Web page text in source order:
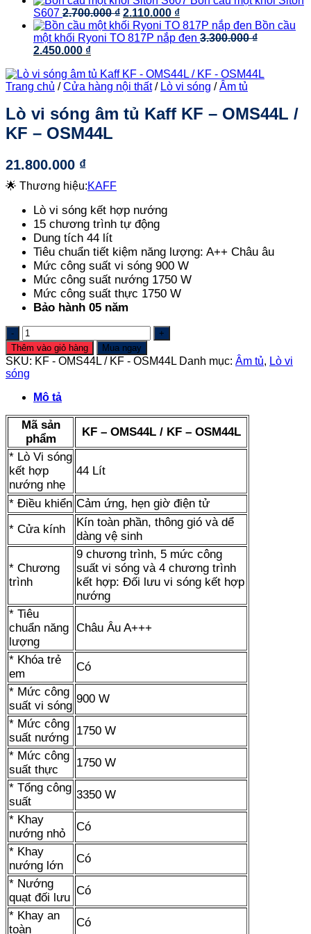
là:
919.000 ₫.là:
821.000 ₫.
S607 2.700.000₫ Giá
gốc
là:
2.110.000 ₫Giá
hiện
tại
Bồn cầu
một khối Ryoni TO 817P nắp đen 3.300.000₫
Giá
là:
3.300.000 ₫.
2.450.000 ₫Giá
tại
là:
Trang chủ / Cửa hàng nội thất / Lò vi sóng / Âm tủ
Lò vi sóng âm tủ Kaff KF – OMS44L /
KF – OSM44L
21.800.000 ₫
🌟 Thương hiệu:KAFF
Lò vi sóng kết hợp nướng
15 chương trình tự động
Dung tích 44 lít
Tiêu chuẩn tiết kiệm năng lượng: A++ Châu âu
Mức công suất vi sóng 900 W
Mức công suất nướng 1750 W
Mức công suất thực 1750 W
Bảo hành 05 năm
Lò
vi
sóng
âm
tủ
Kaff
KF
-
OMS44L
KF
-
OSM44L
số
lượng
Thêm vào giỏ hàng Mua ngay
SKU: KF - OMS44L / KF - OSM44L Danh mục: Âm tủ, Lò vi
sóng
Mô tả
Mã sản
phẩm
KF – OMS44L / KF – OSM44L
* Lò Vi sóng
kết hợp
nướng nhẹ
44 Lít
* Điều khiển Cảm ứng, hẹn giờ điện tử
* Cửa kính
Kín toàn phần, thông gió và dể
dàng vệ sinh
* Chương
trình
9 chương trình, 5 mức công
suất vi sóng và 4 chương trình
kết hợp: Đối lưu vi sóng kết hợp
nướng
* Tiêu
chuẩn năng
lượng
Châu Âu A+++
* Khóa trẻ
em
Có
* Mức công
suất vi sóng
900 W
* Mức công
suất nướng
1750 W
* Mức công
suất thực
1750 W
* Tổng công
suất
3350 W
* Khay
nướng nhỏ
Có
* Khay
nướng lớn
Có
* Nướng
quạt đối lưu
Có
* Khay an
toàn
Có